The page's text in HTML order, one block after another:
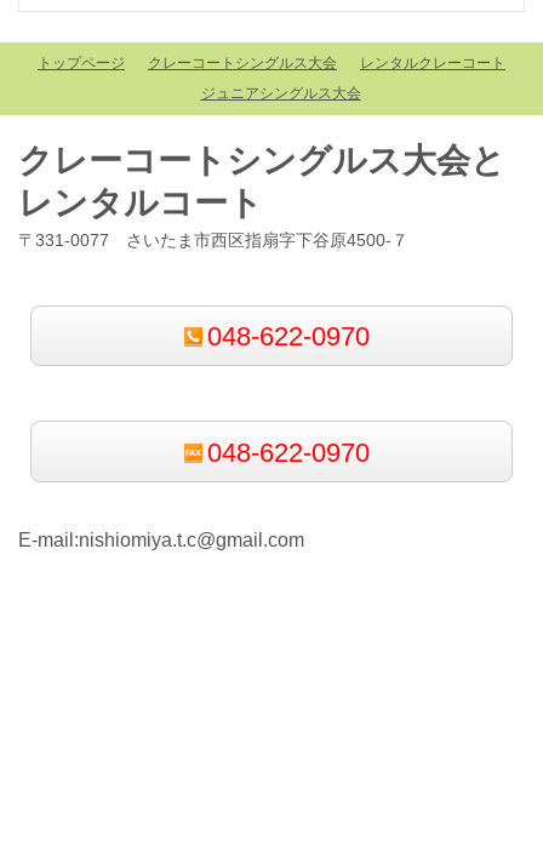
トップページ クレーコートシングルス大会
レンタルクレーコート
ジュニアシングルス大会
クレーコートシングルス大会と
レンタルコート
〒331-0077 さいたま市西区指扇字下谷原4500-７
048-622-0970
048-622-0970
E-mail:nishiomiya.t.c@gmail.com